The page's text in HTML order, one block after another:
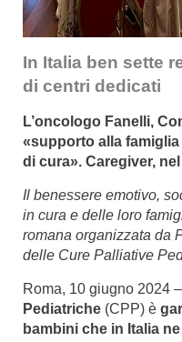
In Italia ben sette
di centri dedicati
L’oncologo Fanelli,
«supporto alla
di cura». Caregiver,
Il benessere emotivo,
in cura e delle loro
romana organizzata da
delle Cure Palliative
Roma, 10 giugno 2024 –
Pediatriche (CPP) è
bambini che in Italia